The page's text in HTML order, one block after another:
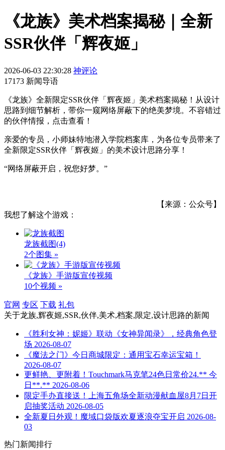
《龙族》美术档案揭秘｜全新
SSR伙伴「辉夜姬」
2026-06-03 22:30:28 神评论
17173 新闻导语
《龙族》全新限定SSR伙伴「辉夜姬」美术档案揭秘！从设计
思路到细节解析，带你一窥网络屏蔽下的绝美梦境。不容错过
的伙伴情报，点击查看！
亲爱的专员，小师妹特地潜入学院档案库，为各位专员带来了
全新限定SSR伙伴「辉夜姬」的美术设计思路分享！
“网络屏蔽开启，祝您好梦。”
【来源：公众号】
我想了解这个游戏：
龙族截图(4)
2个图集 »
《龙族》手游版宣传视频
10个视频 »
官网 专区 下载 礼包
关于龙族,辉夜姬,SSR,伙伴,美术,档案,限定,设计思路的新闻
《胜利女神：妮姬》联动《女神异闻录》，经典角色登
场 2026-08-07
《魔法之门》今日商城限定：通用宝石幸运宝箱！
2026-08-07
更鲜艳、更附着！Touchmark马克笔24色日常价24.** 今
日**.** 2026-08-06
限定手办直接送！上海五角场全新动漫献血屋8月7日开
启抽奖活动 2026-08-05
全新夏日外观！魔域口袋版欢夏逐浪夺宝开启 2026-08-
03
热门新闻排行